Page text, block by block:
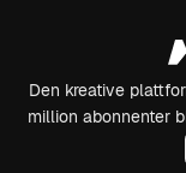
Den kreative
million abonnenter